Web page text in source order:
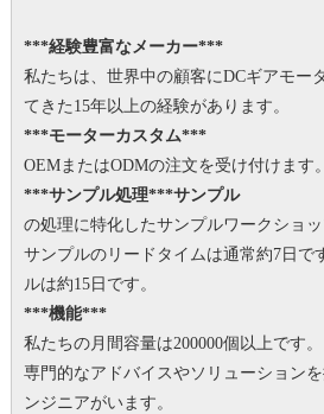
***経験豊富なメーカー***
私たちは、世界中の顧客にDCギアモー
てきた15年以上の経験があります。
***モーターカスタム***
OEMまたはODMの注文を受け付けます。
***サンプル処理***サンプル
の処理に特化したサンプルワークショッ
サンプルのリードタイムは通常約7日で
ルは約15日です。
***機能***
私たちの月間容量は200000個以上です。
専門的なアドバイスやソリューション
ンジニアがいます。